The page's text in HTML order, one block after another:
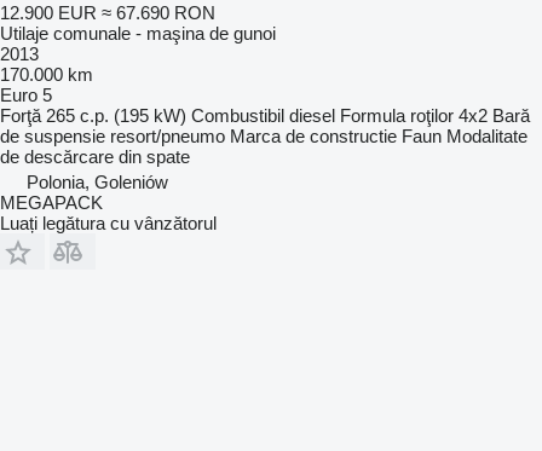
12.900 EUR ≈ 67.690 RON
Utilaje comunale - maşina de gunoi
2013
170.000 km
Euro 5
Forţă 265 c.p. (195 kW) Combustibil diesel Formula roţilor 4x2 Bară
de suspensie resort/pneumo Marca de constructie Faun Modalitate
de descărcare din spate
Polonia, Goleniów
MEGAPACK
Luați legătura cu vânzătorul